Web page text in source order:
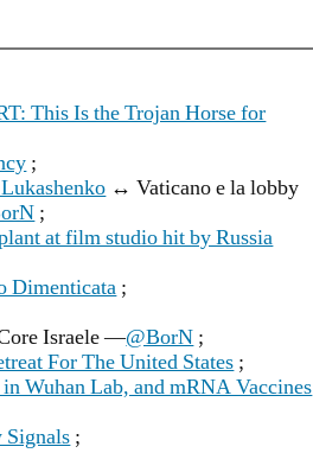
This Is the Trojan Horse for
;
↔ Vaticano e la lobby
;
at film studio hit by Russia
Dimenticata ;
Israele —@BorN ;
For The United States ;
Wuhan Lab, and mRNA Vaccines
Signals ;